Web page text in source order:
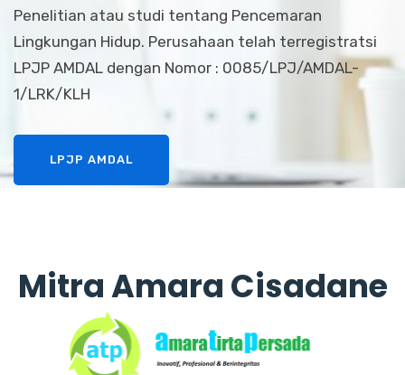
Penelitian atau studi tentang Pencemaran
Lingkungan Hidup. Perusahaan telah terregistratsi
LPJP AMDAL dengan Nomor : 0085/LPJ/AMDAL-
1/LRK/KLH
LPJP AMDAL
Mitra Amara Cisadane